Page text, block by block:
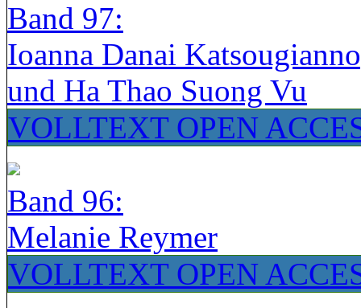
Band 97:
Ioanna Danai
und Ha Thao Suong Vu
VOLLTEXT OPEN
Band 96:
Melanie Reymer
VOLLTEXT OPEN